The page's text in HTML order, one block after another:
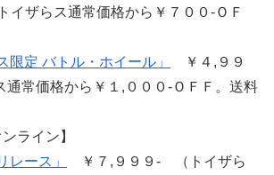
イザらス通常価格から￥７００-ＯＦ
限定 バトル・ホイール」
￥４,９９
常価格から￥１,０００-ＯＦＦ。送料
ライン】
レース」
￥７,９９９- （トイザら